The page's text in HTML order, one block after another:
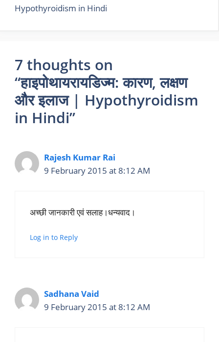
Hypothyroidism in Hindi
7 thoughts on
“हाइपोथायरायडिज्म: कारण, लक्षण
और इलाज | Hypothyroidism
in Hindi”
Rajesh Kumar Rai
9 February 2015 at 8:12 AM
अच्छी जानकारी एवं सलाह।धन्यवाद।
Log in to Reply
Sadhana Vaid
9 February 2015 at 8:12 AM